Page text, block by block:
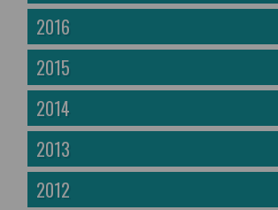
2016
2015
2014
2013
2012